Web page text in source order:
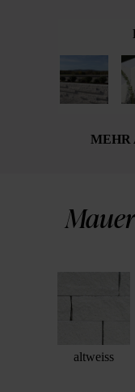
MEHR
altweiss